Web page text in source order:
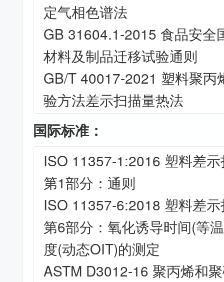
定气相色谱法
GB 31604.1-2015 食品安全
材料及制品迁移试验通则
GB/T 40017-2021 塑料聚丙
验方法差示扫描量热法
国际标准：
ISO 11357-1:2016 塑料差
第1部分：通则
ISO 11357-6:2018 塑料差
第6部分：氧化诱导时间(等
度(动态OIT)的测定
ASTM D3012-16 聚丙烯和